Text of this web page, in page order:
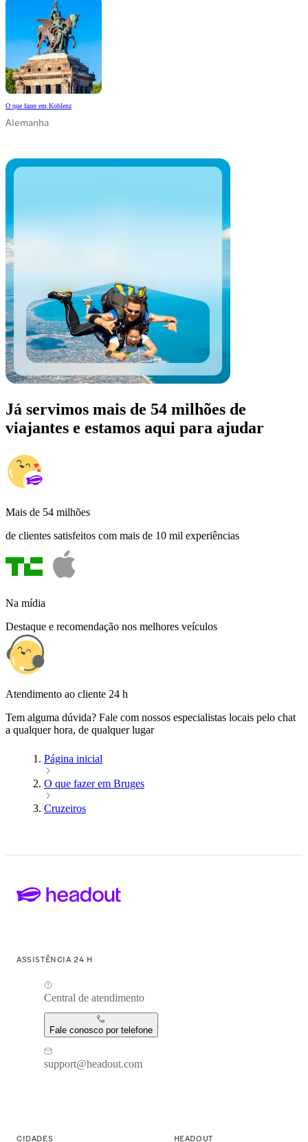
O que fazer em Koblenz
Alemanha
Já servimos mais de 54 milhões de
viajantes e estamos aqui para ajudar
Mais de 54 milhões
de clientes satisfeitos com mais de 10 mil experiências
Na mídia
Destaque e recomendação nos melhores veículos
Atendimento ao cliente 24 h
Tem alguma dúvida? Fale com nossos especialistas locais pelo chat
a qualquer hora, de qualquer lugar
Página inicial
O que fazer em Bruges
Cruzeiros
ASSISTÊNCIA 24 H
Central de atendimento
Fale conosco por telefone
support@headout.com
CIDADES HEADOUT